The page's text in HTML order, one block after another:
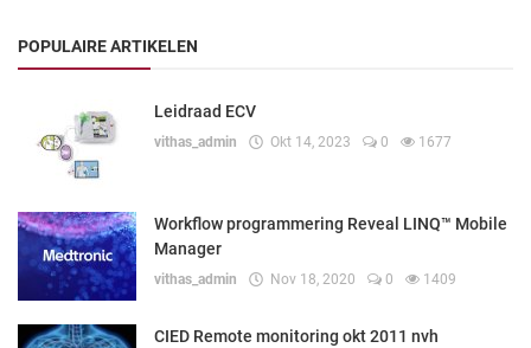
POPULAIRE ARTIKELEN
Leidraad ECV
vithas_admin Okt 14, 2023 0 1677
Workflow programmering Reveal LINQ™ Mobile
Manager
vithas_admin Nov 18, 2020 0 1409
CIED Remote monitoring okt 2011 nvh